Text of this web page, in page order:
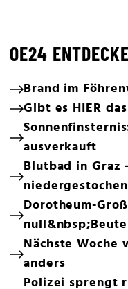
OE24
Brand im
Gibt es HIER
ausverkauft
Blutbad in Graz
niedergestochen
Dorotheum-
null&nbsp;Beute
Nächste
anders
Polizei sprengt